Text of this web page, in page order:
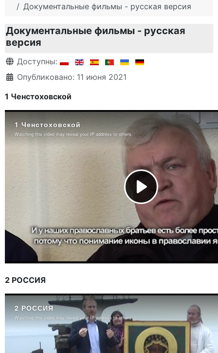
Документальные фильмы - русская версия
Документальные фильмы - русская
версия
Информация о материале
Доступны:
Опубликовано: 11 июня 2021
1 Ченстоховской
2 РОССИЯ